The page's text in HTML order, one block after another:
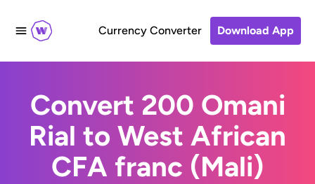
Currency Converter Download App
Convert 200 Omani
Rial to West African
CFA franc (Mali)